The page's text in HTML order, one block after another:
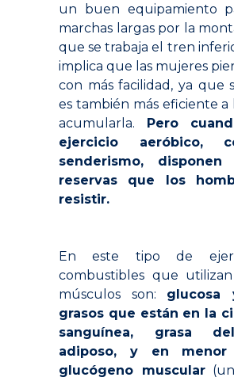
un buen equipamiento
marchas largas por la
que se trabaja el tren
implica que las mujeres
con más facilidad, ya que
es también más eficiente a
acumularla. Pero
ejercicio aeróbico,
senderismo,
reservas que los
resistir.
En este tipo de
combustibles que
músculos son: glucosa
grasos que están en la
sanguínea, grasa
adiposo, y en menor
glucógeno muscular